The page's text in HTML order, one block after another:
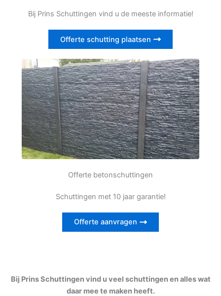
Bij Prins Schuttingen vind u de meeste informatie!
Offerte schutting plaatsen
Offerte betonschuttingen
Schuttingen met 10 jaar garantie!
Offerte aanvragen
Bij Prins Schuttingen vind u veel schuttingen en alles wat
daar mee te maken heeft.